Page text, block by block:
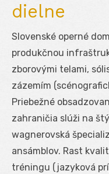
dielne
Slovenské operné
produkčnou
zborovými telami,
zázemím
Priebežné
zahraničia slúži na
wagnerovská
ansámblov. Rast
tréningu (jazyková